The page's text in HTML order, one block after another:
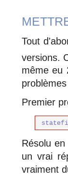
Tout
versions.
même eu
Premier
Résolu
un vrai
vraiment